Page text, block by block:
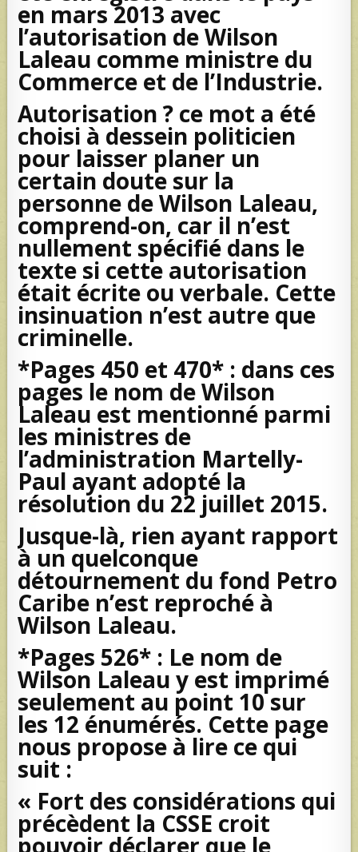
en mars 2013 avec
l’autorisation de Wilson
Laleau comme ministre du
Commerce et de l’Industrie.
Autorisation ? ce mot a été
choisi à dessein politicien
pour laisser planer un
certain doute sur la
personne de Wilson Laleau,
comprend-on, car il n’est
nullement spécifié dans le
texte si cette autorisation
était écrite ou verbale. Cette
insinuation n’est autre que
criminelle.
*Pages 450 et 470* : dans ces
pages le nom de Wilson
Laleau est mentionné parmi
les ministres de
l’administration Martelly-
Paul ayant adopté la
résolution du 22 juillet 2015.
Jusque-là, rien ayant rapport
à un quelconque
détournement du fond Petro
Caribe n’est reproché à
Wilson Laleau.
*Pages 526* : Le nom de
Wilson Laleau y est imprimé
seulement au point 10 sur
les 12 énumérés. Cette page
nous propose à lire ce qui
suit :
« Fort des considérations qui
précèdent la CSSE croit
pouvoir déclarer que le